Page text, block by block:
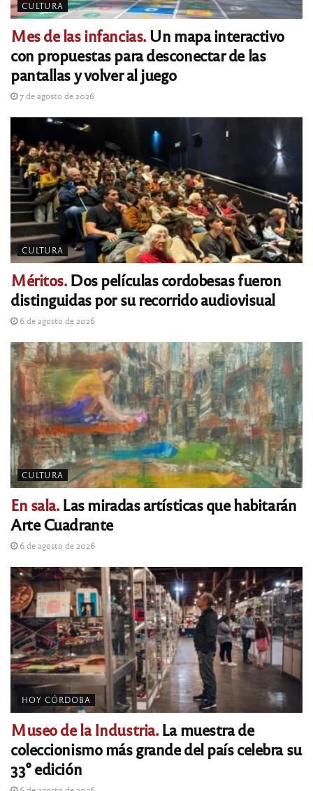
CULTURA
Mes de las infancias.Un mapa interactivo
con propuestas para desconectar de las
pantallas y volver al juego
7 de agosto de 2026
CULTURA
Méritos.Dos películas cordobesas fueron
distinguidas por su recorrido audiovisual
6 de agosto de 2026
CULTURA
En sala.Las miradas artísticas que habitarán
Arte Cuadrante
6 de agosto de 2026
HOY CÓRDOBA
Museo de la Industria.La muestra de
coleccionismo más grande del país celebra su
33° edición